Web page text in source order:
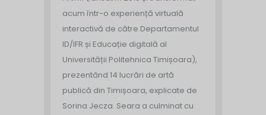
acum într-o experiență virtuală
interactivă de către Departamentul
ID/IFR și Educație digitală al
Universității Politehnica Timișoara),
prezentând 14 lucrări de artă
publică din Timișoara, explicate de
Sorina Jecza. Seara a culminat cu